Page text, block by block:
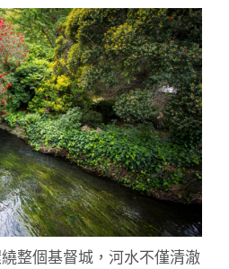
整個基督城，河水不僅清澈